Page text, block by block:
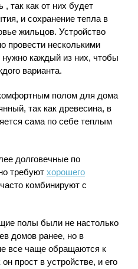
, так как от них будет
и сохранение тепла в
жильцов. Устройство
провести несколькими
каждый из них, чтобы
варианта.
полом для дома
так как древесина, в
сама по себе теплым
долговечные по
требуют хорошего
комбинируют с
полы были не настолько
домов ранее, но в
все чаще обращаются к
прост в устройстве, и его